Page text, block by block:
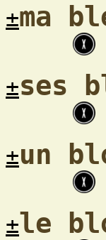
±ma
±ses
±un
±le